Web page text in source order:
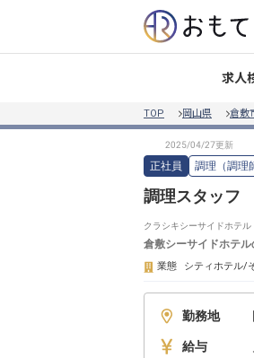
求人
TOP 岡山県 倉敷
正社員 調理（調理
調理スタッフ
クラシキシーサイドホテル
倉敷シーサイドホテル
業態 シティホテル/
勤務地
給与